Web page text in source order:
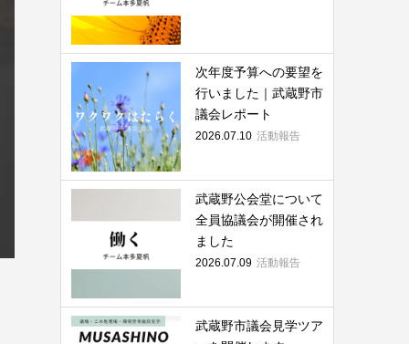
次年度予算への要望を
行いました｜武蔵野市
議会レポート
2026.07.10 活動報告
武蔵野公会堂について
全員協議会が開催され
ました
2026.07.09 活動報告
武蔵野市議会見学ツア